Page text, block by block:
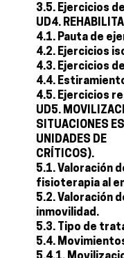
3.5. Ejercicios
UD4.
4.1. Pauta de
4.2. Ejercicios
4.3. Ejercicios
4.4.
4.5. Ejercicios
UD5.
SITUACIONES
UNIDADES DE
CRÍTICOS).
5.1. Valoración
fisioterapia al
5.2. Valoración
inmovilidad.
5.3. Tipo de
5.4.